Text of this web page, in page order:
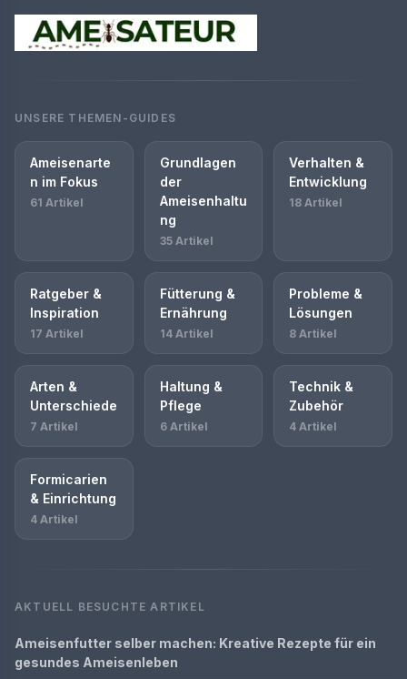
UNSERE THEMEN-GUIDES
Ameisenarte
n im Fokus
61 Artikel
Grundlagen
der
Ameisenhaltu
ng
35 Artikel
Verhalten &
Entwicklung
18 Artikel
Ratgeber &
Inspiration
17 Artikel
Fütterung &
Ernährung
14 Artikel
Probleme &
Lösungen
8 Artikel
Arten &
Unterschiede
7 Artikel
Haltung &
Pflege
6 Artikel
Technik &
Zubehör
4 Artikel
Formicarien
& Einrichtung
4 Artikel
AKTUELL BESUCHTE ARTIKEL
Ameisenfutter selber machen: Kreative Rezepte für ein
gesundes Ameisenleben